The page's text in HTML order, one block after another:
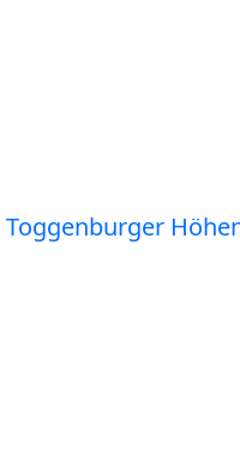
Toggenburger